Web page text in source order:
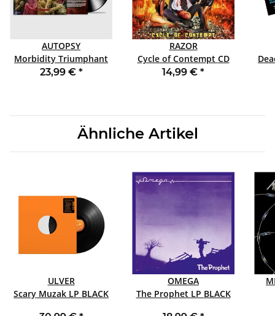
AUTOPSY
Morbidity Triumphant
LP BLACK
23,99 € *
RAZOR
Cycle of Contempt CD
JEWELCASE
14,99 € *
Ähnliche Artikel
ULVER
Scary Muzak LP BLACK
OMEGA
The Prophet LP BLACK